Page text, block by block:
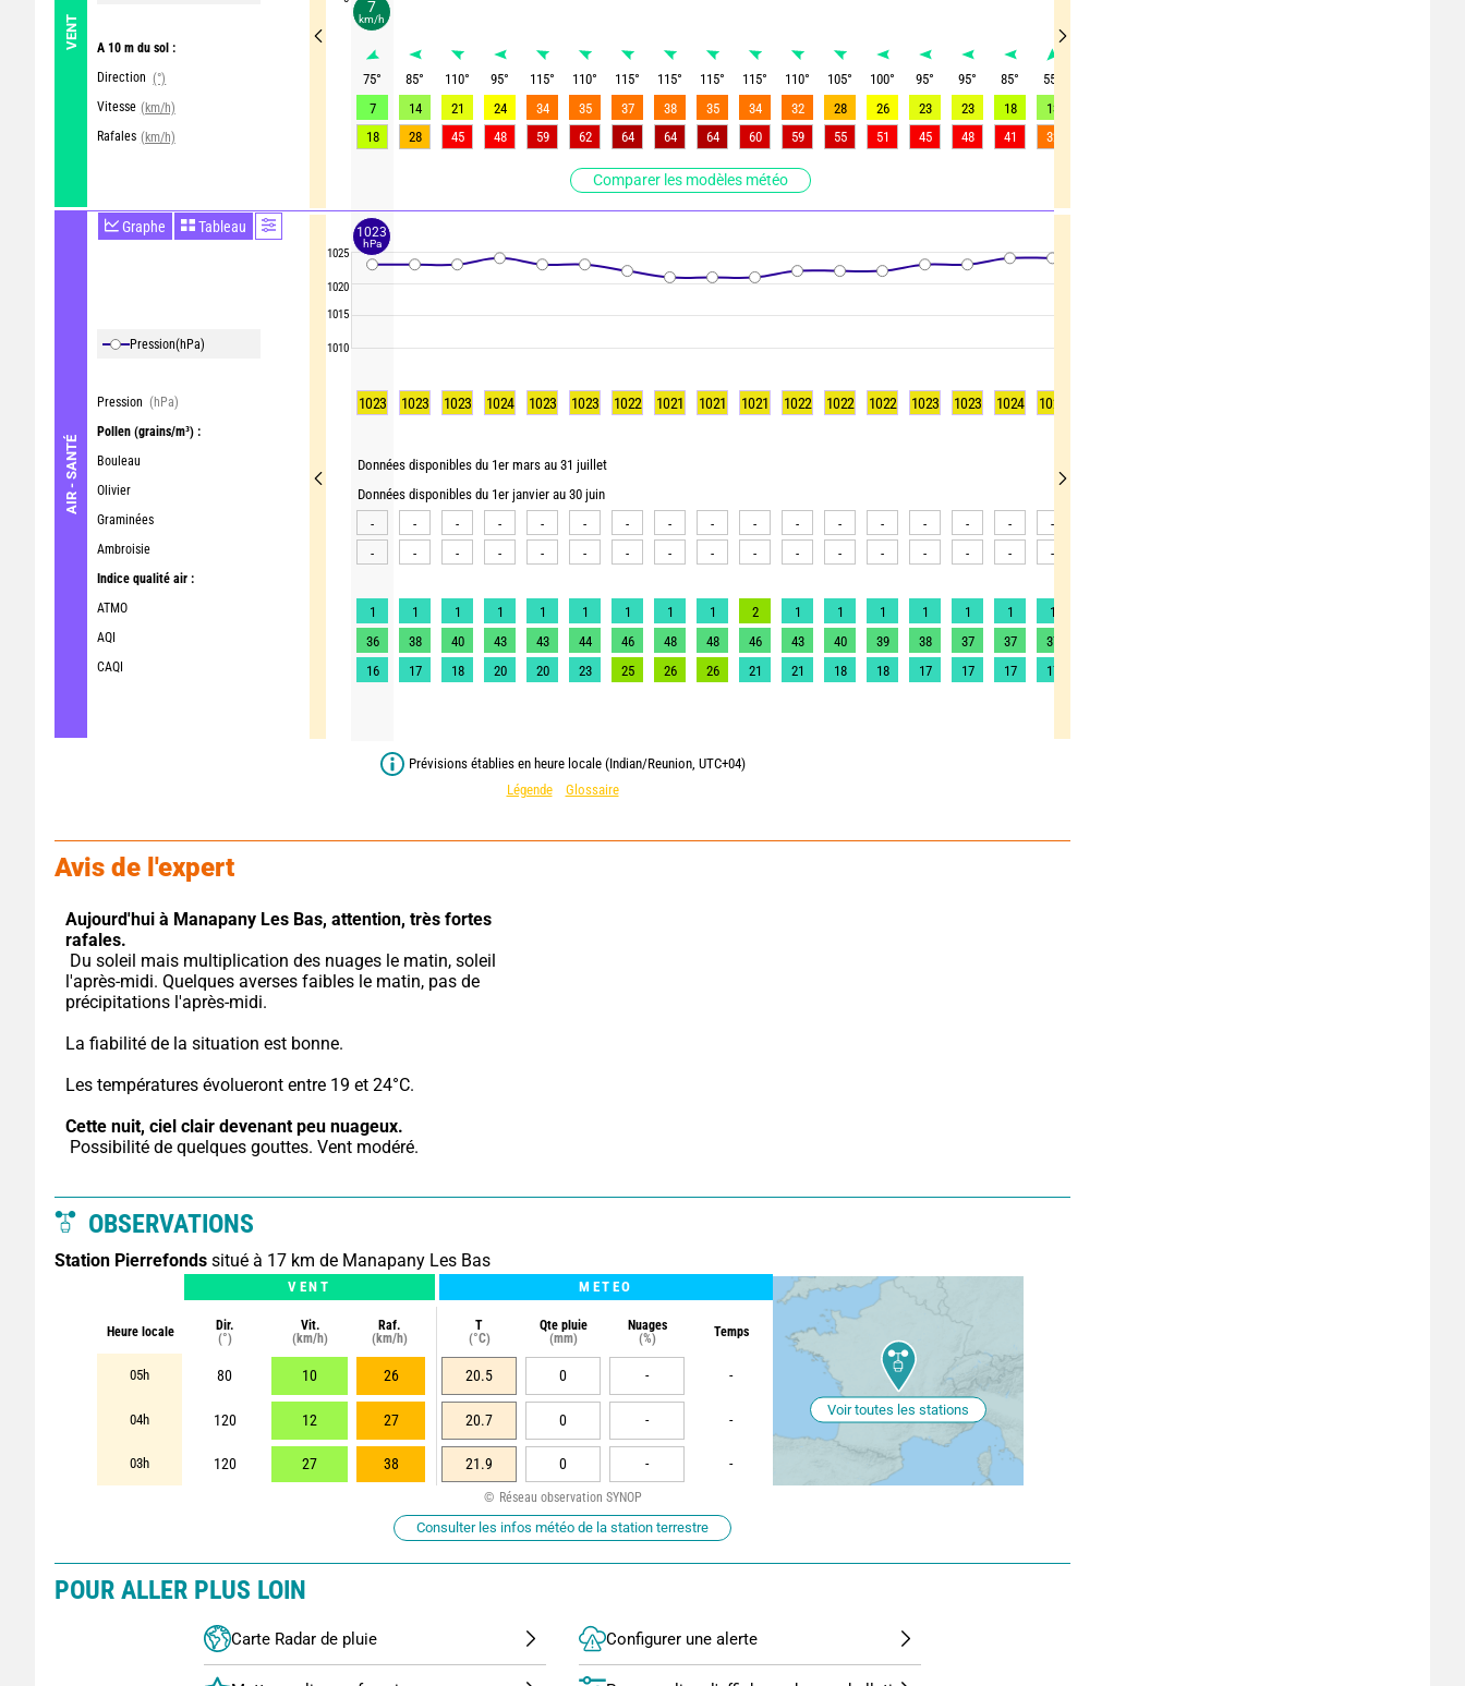
VENT
A 10 m du sol :
Direction (°)
Vitesse (km/h)
Rafales (km/h)
Comparer les modèles météo
AIR - SANTÉ
Graphe Tableau
Pression(hPa)
Pression (hPa)
Pollen (grains/m³) :
Bouleau
Olivier
Graminées
Ambroisie
Indice qualité air :
ATMO
AQI
CAQI
1025
1020
1015
1010
75° 85° 110° 95° 115° 110° 115° 115° 115° 115° 110° 105° 100° 95° 95° 85° 55
7
14 21 24 34 35 37 38 35 34 32 28 26 23 23 18 13
18
28 45 48 59 62 64 64 64 60 59 55 51 45 48 41 32
1023 1023 1023 1024 1023 1023 1022 1021 1021 1021 1022 1022 1022 1023 1023 1024 1024
Données disponibles du 1er mars au 31 juillet
Données disponibles du 1er janvier au 30 juin
-
- - - - - - - - - - - - - - - -
-
- - - - - - - - - - - - - - - -
1 1 1 1 1 1 1 1 1 2 1 1 1 1 1 1 1
36
38 40 43 43 44 46 48 48 46 43 40 39 38 37 37 37
16
17 18 20 20 23 25 26 26 21 21 18 18 17 17 17 17
Prévisions établies en heure locale (Indian/Reunion, UTC+04)
Légende
Glossaire
Avis de l'expert
Aujourd'hui à Manapany Les Bas, attention, très fortes
rafales.
l'après-midi. Quelques averses faibles le matin, pas de
précipitations l'après-midi.
La fiabilité de la situation est bonne.
Les températures évolueront entre 19 et 24°C.
Cette nuit, ciel clair devenant peu nuageux.
Possibilité de quelques gouttes. Vent modéré.
OBSERVATIONS
Station Pierrefonds situé à 17 km de Manapany Les Bas
VENT METEO
Heure locale
Dir.
(°)
Vit.
(km/h)
Raf.
(km/h)
T
(°C)
Qte pluie
(mm)
Nuages
(%)
Temps
05h 80 10 26 20.5 0 - -
04h 120 12 27 20.7 0 - -
03h 120 27 38 21.9 0 - -
Voir toutes les stations
Réseau observation SYNOP
Consulter les infos météo de la station terrestre
POUR ALLER PLUS LOIN
Carte Radar de pluie Configurer une alerte
7
km/h
1023
hPa